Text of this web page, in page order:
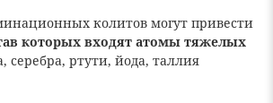
колитов могут привести
которых входят атомы тяжелых
серебра, ртути, йода, таллия